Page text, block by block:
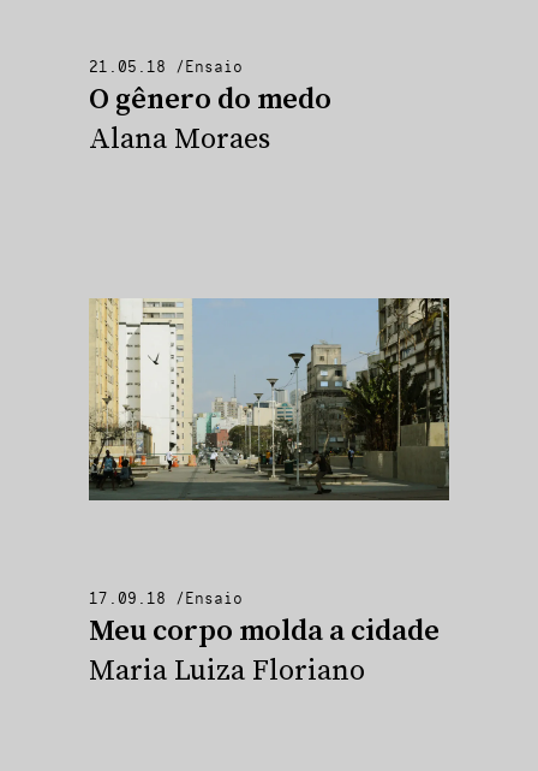
21.05.18 /Ensaio
O gênero do medo
Alana Moraes
17.09.18 /Ensaio
Meu corpo molda a cidade
Maria Luiza Floriano